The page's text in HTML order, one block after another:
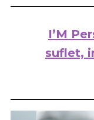
I’M
suflet,